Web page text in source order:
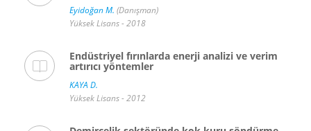
Eyidoğan M. (Danışman)
Yüksek Lisans - 2018
Endüstriyel fırınlarda enerji analizi ve verim
artırıcı yöntemler
KAYA D.
Yüksek Lisans - 2012